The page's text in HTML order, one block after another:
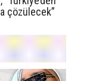
çözülecek”